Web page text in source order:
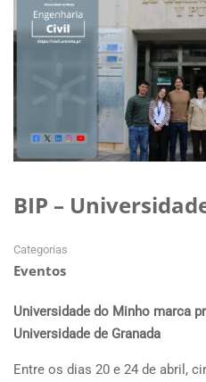
BIP –
Categorias
Eventos
Universidade do Minho marca
Universidade de Granada
Entre os dias 20 e 24 de abril,